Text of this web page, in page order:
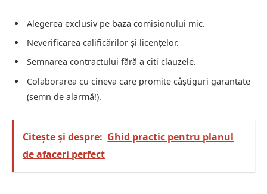
Alegerea exclusiv pe baza comisionului mic.
Neverificarea calificărilor și licențelor.
Semnarea contractului fără a citi clauzele.
Colaborarea cu cineva care promite câștiguri garantate
(semn de alarmă!).
Citește și despre: Ghid practic pentru planul
de afaceri perfect